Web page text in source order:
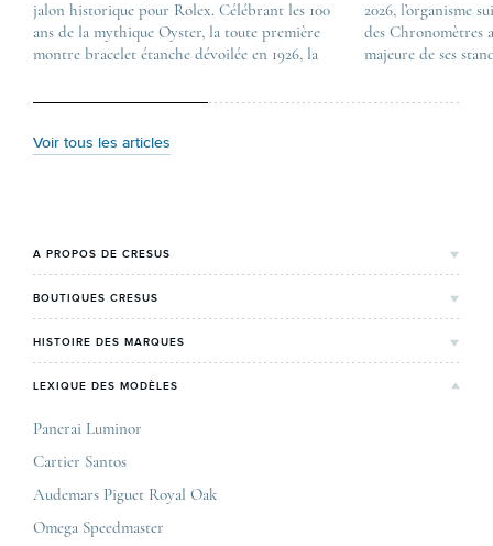
Voir tous les articles
jalon historique pour Rolex. Célébrant les 100
ans de la mythique Oyster, la toute première
montre bracelet étanche dévoilée en 1926, la
métallurgique à la réinterprétation esthétique
Les nouveautés
first appeared on
Lovetime
2026, l’organisme
des Chronomètres
majeure de ses
A PROPOS DE CRESUS
L'Histoire de Cresus
Notre expertise
On parle de nous
Carrières
Conditions générales de vente
Mentions légales
BOUTIQUES CRESUS
Lyon
Corner Maty Nantes
Corner Maty Strasbourg
Corner Maty Toulouse
HISTOIRE DES MARQUES
Rolex
LEXIQUE DES MODÈLES
Panerai Luminor
Cartier Santos
Audemars Piguet Royal Oak
Omega Speedmaster